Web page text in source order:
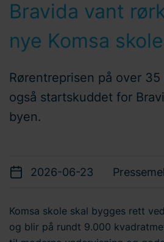
Bravida vant
nye Komsa
Rørentreprisen på over
også startskuddet for
byen.
2026-06-23
Komsa skole skal bygges rett
og blir på rundt 9.000